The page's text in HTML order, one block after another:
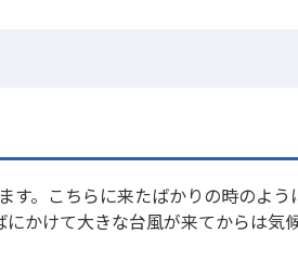
。こちらに来たばかりの時のよ
かけて大きな台風が来てからは気